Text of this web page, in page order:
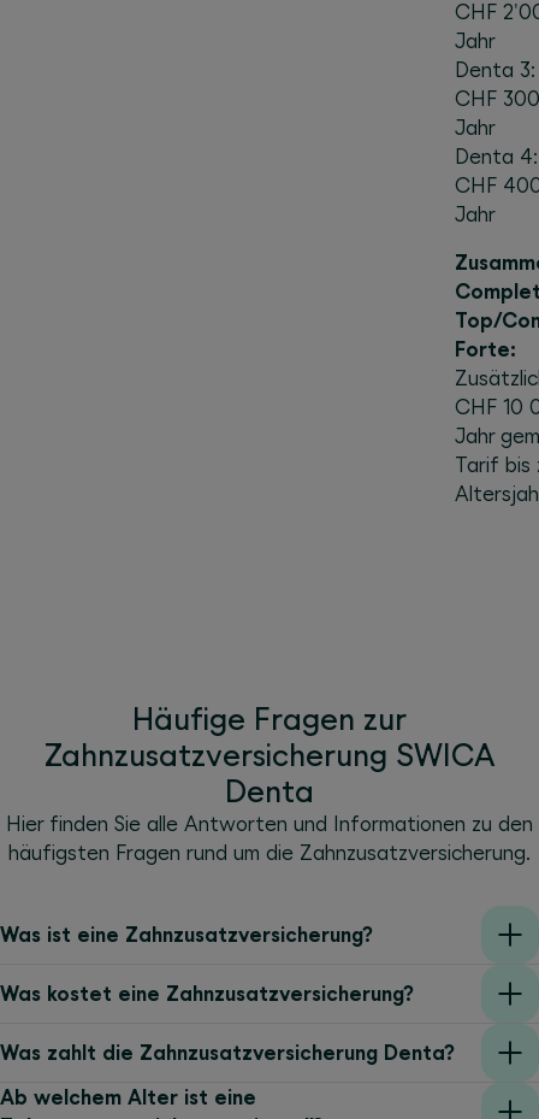
CHF
Jahr
Denta
CHF
Jahr
Denta
CHF
Jahr
Top/
Forte:
CHF 10
Jahr
Tarif bis
Häufige Fragen zur
Zahnzusatzversicherung SWICA
Denta
Hier finden Sie alle Antworten und Informationen zu den
häufigsten Fragen rund um die Zahnzusatzversicherung.
Was ist eine Zahnzusatzversicherung?
Was kostet eine Zahnzusatzversicherung?
Was zahlt die Zahnzusatzversicherung Denta?
Ab welchem Alter ist eine